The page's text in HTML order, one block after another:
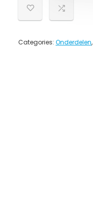
Categories: Onderdelen,